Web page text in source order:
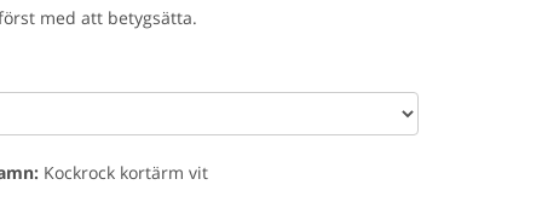
med att betygsätta.
Kockrock kortärm vit